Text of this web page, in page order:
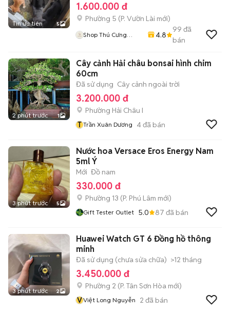
Tin ưu tiên 5
1.600.000 đ
Phường 5 (P. Vườn Lài mới)
Shop Thú Cưng
4.8
99 đã
bán
2 phút trước 1
Cây cảnh Hải châu bonsai hình chim
60cm
Đã sử dụng Cây cảnh ngoài trời
3.200.000 đ
Phường Hải Châu I
T Trần Xuân Dương 4đã bán
3 phút trước 5
Nước hoa Versace Eros Energy Nam
5ml Ý
Mới Đồ nam
330.000 đ
Phường 13 (P. Phú Lâm mới)
Gift Tester Outlet 5.0 87 đã bán
3 phút trước 2
Huawei Watch GT 6 Đồng hồ thông
minh
Đã sử dụng (chưa sửa chữa) >12 tháng
3.450.000 đ
Phường 2 (P. Tân Sơn Hòa mới)
VViệt Long Nguyễn 2 đã bán